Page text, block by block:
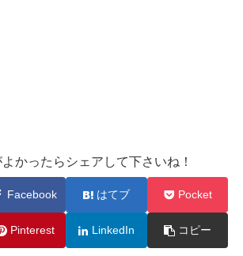
かったらシェアして下さいね！
Facebook はてブ Pocket
Pinterest LinkedIn コピー